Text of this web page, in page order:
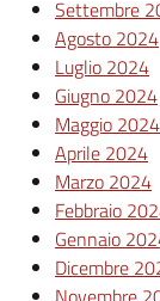
Settembre
Agosto 2024
Luglio 2024
Giugno 2024
Maggio 2024
Aprile 2024
Marzo 2024
Febbraio
Gennaio
Dicembre